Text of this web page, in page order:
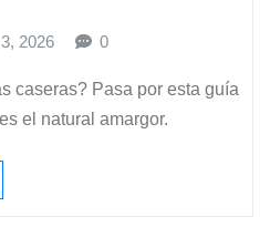
2026 0
caseras? Pasa por esta guía
el natural amargor.